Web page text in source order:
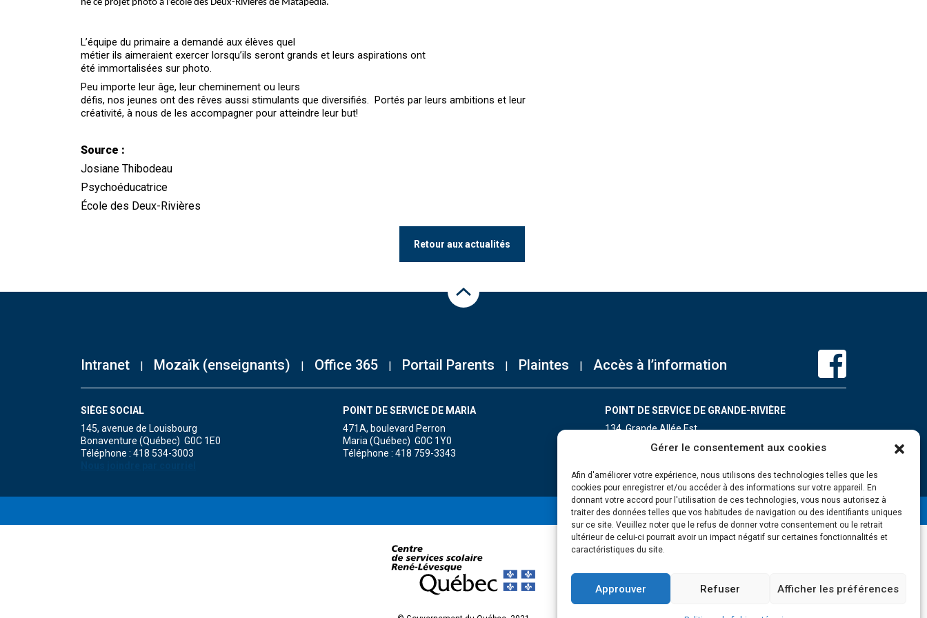
Gérer le consentement aux cookies
Afin d'améliorer votre expérience, nous utilisons des technologies telles que les
cookies pour enregistrer et/ou accéder à des informations sur votre appareil. En
donnant votre accord pour l'utilisation de ces technologies, vous nous autorisez à
traiter des données telles que vos habitudes de navigation ou des identifiants uniques
sur ce site. Veuillez noter que le refus de donner votre consentement ou le retrait
ultérieur de celui-ci pourrait avoir un impact négatif sur certaines fonctionnalités et
caractéristiques du site.
Approuver Refuser Afficher les préférences
né ce projet photo à l’école des Deux-Rivières de Matapédia.
L’équipe du primaire a demandé aux élèves quel
métier ils aimeraient exercer lorsqu’ils seront grands et leurs aspirations ont
été immortalisées sur photo.
Peu importe leur âge, leur cheminement ou leurs
défis, nos jeunes ont des rêves aussi stimulants que diversifiés. Portés par leurs ambitions et leur
créativité, à nous de les accompagner pour atteindre leur but!
Source :
Josiane Thibodeau
Psychoéducatrice
École des Deux-Rivières​
Retour aux actualités
Intranet Mozaïk (enseignants) Office 365 Portail Parents Plaintes Accès à l’information
SIÈGE SOCIAL
145, avenue de Louisbourg
Bonaventure (Québec) G0C 1E0
Téléphone : 418 534-3003
POINT DE SERVICE DE MARIA
471A, boulevard Perron
Maria (Québec) G0C 1Y0
Téléphone : 418 759-3343
POINT DE SERVICE DE GRANDE-RIVIÈRE
134, Grande Allée Est
Téléphone : 418 385-3499